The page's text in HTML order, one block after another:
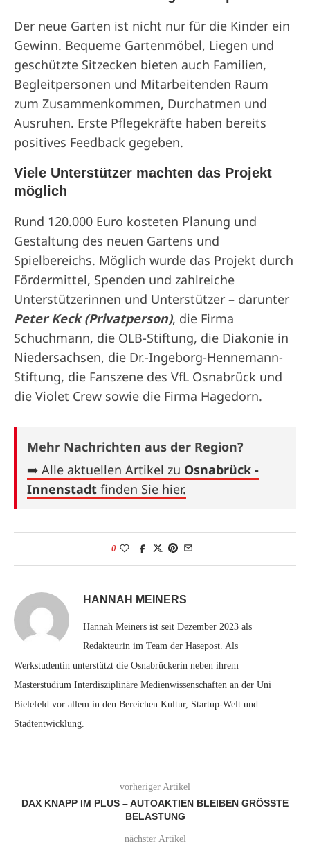
Der neue Garten ist nicht nur für die Kinder ein
Gewinn. Bequeme Gartenmöbel, Liegen und
geschützte Sitzecken bieten auch Familien,
Begleitpersonen und Mitarbeitenden Raum
zum Zusammenkommen, Durchatmen und
Ausruhen. Erste Pflegekräfte haben bereits
positives Feedback gegeben.
Viele Unterstützer machten das Projekt
möglich
Rund 120.000 Euro kosteten Planung und
Gestaltung des neuen Gartens und
Spielbereichs. Möglich wurde das Projekt durch
Fördermittel, Spenden und zahlreiche
Unterstützerinnen und Unterstützer – darunter
Peter Keck (Privatperson), die Firma
Schuchmann, die OLB-Stiftung, die Diakonie in
Niedersachsen, die Dr.-Ingeborg-Hennemann-
Stiftung, die Fanszene des VfL Osnabrück und
die Violet Crew sowie die Firma Hagedorn.
Mehr Nachrichten aus der Region?
➡️ Alle aktuellen Artikel zu Osnabrück -
Innenstadt finden Sie hier.
0
HANNAH MEINERS
Hannah Meiners ist seit Dezember 2023 als
Redakteurin im Team der Hasepost. Als
Werkstudentin unterstützt die Osnabrückerin neben ihrem
Masterstudium Interdisziplinäre Medienwissenschaften an der Uni
Bielefeld vor allem in den Bereichen Kultur, Startup-Welt und
Stadtentwicklung.
vorheriger Artikel
DAX KNAPP IM PLUS – AUTOAKTIEN BLEIBEN GRÖSSTE B
ELASTUNG
nächster Artikel